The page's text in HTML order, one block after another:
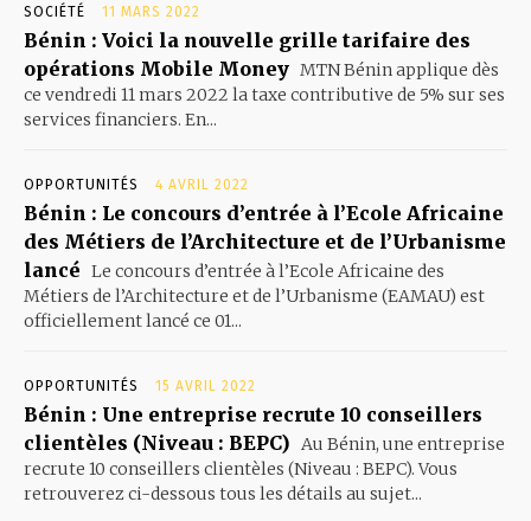
SOCIÉTÉ 11 MARS 2022
Bénin : Voici la nouvelle grille tarifaire des
opérations Mobile Money MTN Bénin applique dès
ce vendredi 11 mars 2022 la taxe contributive de 5% sur ses
services financiers. En...
OPPORTUNITÉS 4 AVRIL 2022
Bénin : Le concours d’entrée à l’Ecole Africaine
des Métiers de l’Architecture et de l’Urbanisme
lancé Le concours d’entrée à l’Ecole Africaine des
Métiers de l’Architecture et de l’Urbanisme (EAMAU) est
officiellement lancé ce 01...
OPPORTUNITÉS 15 AVRIL 2022
Bénin : Une entreprise recrute 10 conseillers
clientèles (Niveau : BEPC) Au Bénin, une entreprise
recrute 10 conseillers clientèles (Niveau : BEPC). Vous
retrouverez ci-dessous tous les détails au sujet...